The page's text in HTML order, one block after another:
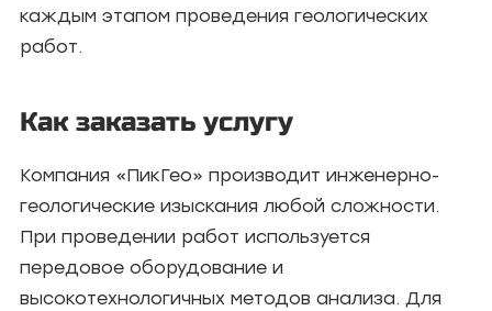
каждым этапом проведения геологических
работ.
Как заказать услугу
Компания «ПикГео» производит инженерно-
геологические изыскания любой сложности.
При проведении работ используется
передовое оборудование и
высокотехнологичных методов анализа. Для